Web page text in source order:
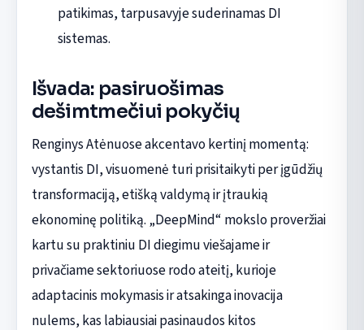
patikimas, tarpusavyje suderinamas DI
sistemas.
Išvada: pasiruošimas
dešimtmečiui pokyčių
Renginys Atėnuose akcentavo kertinį momentą:
vystantis DI, visuomenė turi prisitaikyti per įgūdžių
transformaciją, etišką valdymą ir įtraukią
ekonominę politiką. „DeepMind“ mokslo proveržiai
kartu su praktiniu DI diegimu viešajame ir
privačiame sektoriuose rodo ateitį, kurioje
adaptacinis mokymasis ir atsakinga inovacija
nulems, kas labiausiai pasinaudos kitos